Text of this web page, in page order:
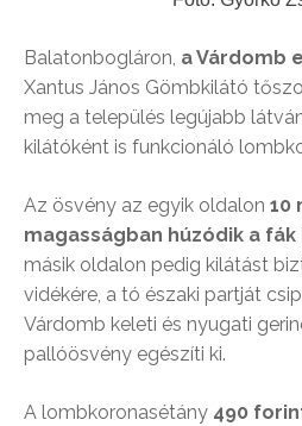
Balatonbogláron, a Várdomb
Xantus János Gömbkilátó
meg a település legújabb
kilátóként is funkcionáló
Az ösvény az egyik oldalon 10
magasságban húzódik a
másik oldalon pedig kilátást
vidékére, a tó északi partját
Várdomb keleti és nyugati
pallóösvény egészíti ki.
A lombkoronasétány 490